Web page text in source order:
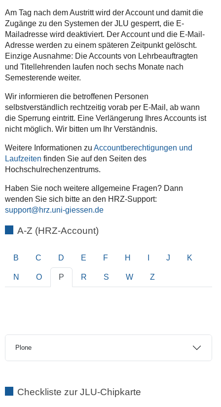
Am Tag nach dem Austritt wird der Account und damit die
Zugänge zu den Systemen der JLU gesperrt, die E-
Mailadresse wird deaktiviert. Der Account und die E-Mail-
Adresse werden zu einem späteren Zeitpunkt gelöscht.
Einzige Ausnahme: Die Accounts von Lehrbeauftragten
und Titellehrenden laufen noch sechs Monate nach
Semesterende weiter.
Wir informieren die betroffenen Personen
selbstverständlich rechtzeitig vorab per E-Mail, ab wann
die Sperrung eintritt. Eine Verlängerung Ihres Accounts ist
nicht möglich. Wir bitten um Ihr Verständnis.
Weitere Informationen zu Accountberechtigungen und
Laufzeiten finden Sie auf den Seiten des
Hochschulrechenzentrums.
Haben Sie noch weitere allgemeine Fragen? Dann
wenden Sie sich bitte an den HRZ-Support:
support
A-Z (HRZ-Account)
B C D E F H J K
N O P R S W Z
Plone
Checkliste zur JLU-Chipkarte